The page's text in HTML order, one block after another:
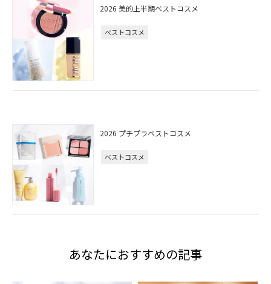
2026 美的上半期ベストコスメ
ベストコスメ
2026 プチプラベストコスメ
ベストコスメ
あなたにおすすめの記事